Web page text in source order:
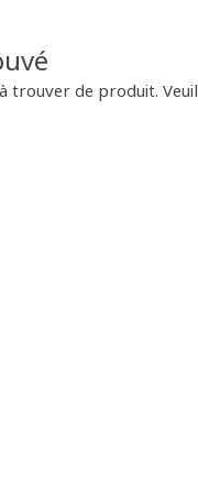
trouver de produit.